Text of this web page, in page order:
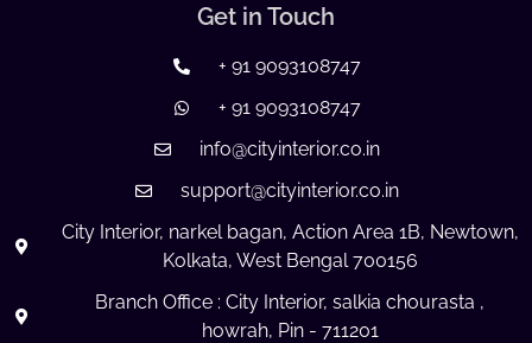
Get in Touch
+ 91 9093108747
+ 91 9093108747
info@cityinterior.co.in
support@cityinterior.co.in
City Interior, narkel bagan, Action Area 1B, Newtown,
Kolkata, West Bengal 700156
Branch Office : City Interior, salkia chourasta ,
howrah, Pin - 711201